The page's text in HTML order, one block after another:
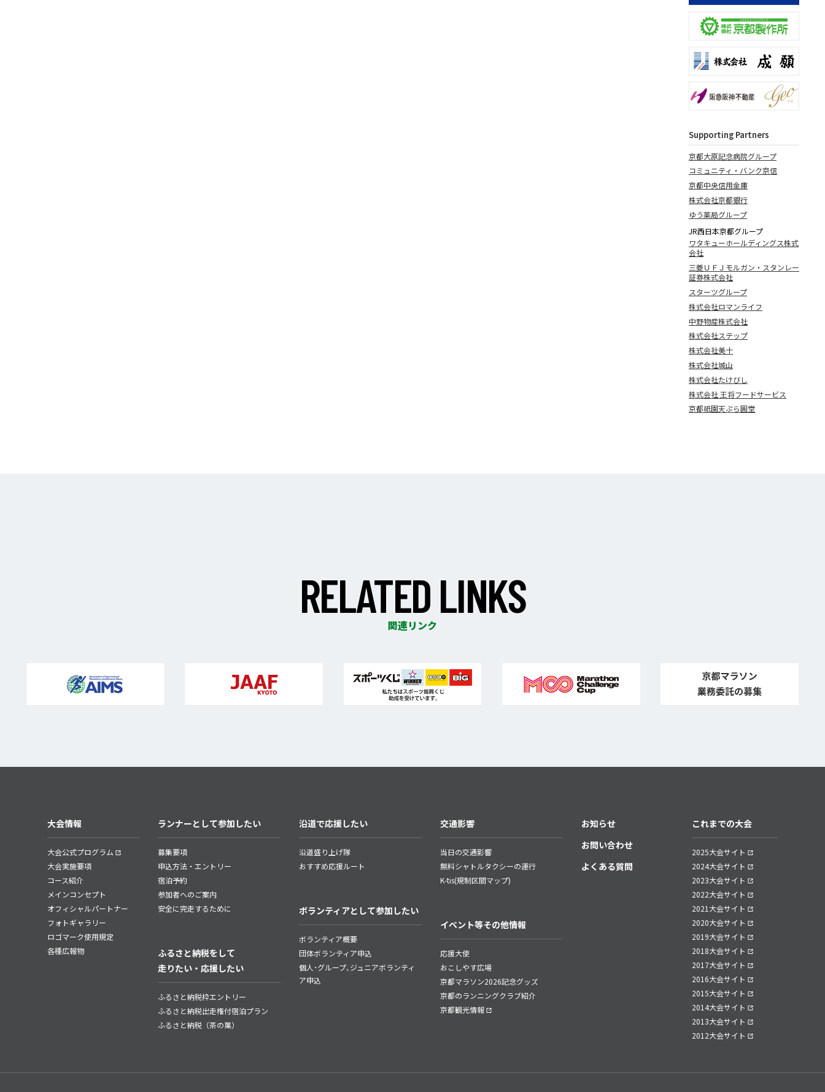
Supporting Partners
京都大原記念病院グループ
コミュニティ・バンク京信
京都中央信用金庫
株式会社京都銀行
ゆう薬局グループ
JR西日本京都グループ
ワタキューホールディングス株式
会社
三菱ＵＦＪモルガン・スタンレー
証券株式会社
スターツグループ
株式会社ロマンライフ
中野物産株式会社
株式会社ステップ
株式会社美十
株式会社城山
株式会社たけびし
株式会社 王将フードサービス
京都祇園天ぷら圓堂
RELATEDLINKS
関連リンク
大会情報
大会公式プログラム
大会実施要項
コース紹介
メインコンセプト
オフィシャルパートナー
フォトギャラリー
ロゴマーク使用規定
各種広報物
ランナーとして参加したい
募集要項
申込方法・エントリー
宿泊予約
参加者へのご案内
安全に完走するために
ふるさと納税をして
走りたい・応援したい
ふるさと納税枠エントリー
ふるさと納税出走権付宿泊プラン
ふるさと納税（茶の菓）
沿道で応援したい
沿道盛り上げ隊
おすすめ応援ルート
ボランティアとして参加したい
ボランティア概要
団体ボランティア申込
個人･グループ､ジュニアボランティ
ア申込
交通影響
当日の交通影響
無料シャトルタクシーの運行
K-tis(規制区間マップ)
イベント等その他情報
応援大使
おこしやす広場
京都マラソン2026記念グッズ
京都のランニングクラブ紹介
京都観光情報
お知らせ
お問い合わせ
よくある質問
これまでの大会
2025大会サイト
2024大会サイト
2023大会サイト
2022大会サイト
2021大会サイト
2020大会サイト
2019大会サイト
2018大会サイト
2017大会サイト
2016大会サイト
2015大会サイト
2014大会サイト
2013大会サイト
2012大会サイト